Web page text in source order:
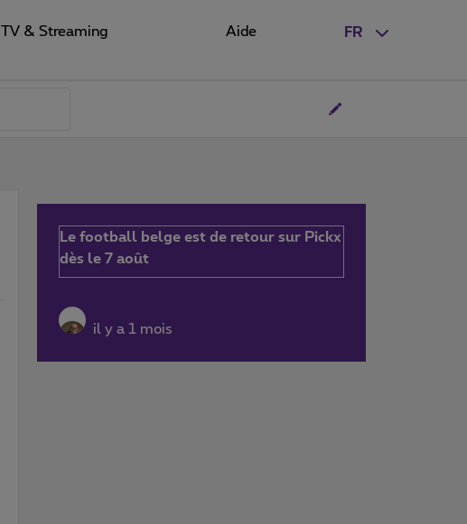
FR
TV & Streaming Aide
Le football belge est de retour sur Pickx
dès le 7 août
il y a 1 mois